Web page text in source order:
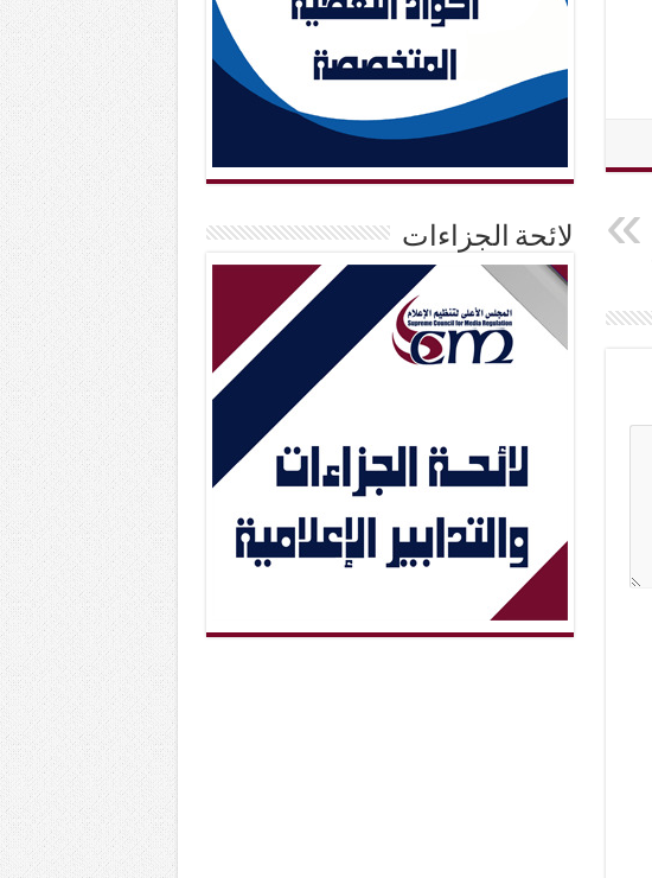
لائحة الجزاءات